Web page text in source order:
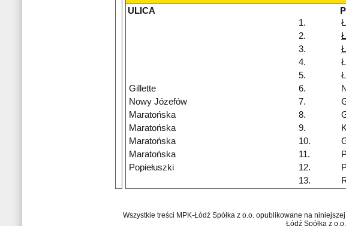
ULICA
1.
2.
3.
4.
5.
Gillette
6.
Nowy Józefów
7.
Maratońska
8.
Maratońska
9.
Maratońska
10.
Maratońska
11.
Popiełuszki
12.
13.
Wszystkie treści MPK-Łódź Spółka z o.o. opublikowane na
Łódź Spółka z